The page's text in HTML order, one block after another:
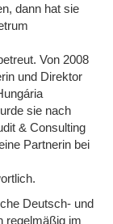
dann hat sie
Von 2008
und Direktor
sie nach
& Consulting
Partnerin bei
Deutsch- und
regelmäßig im